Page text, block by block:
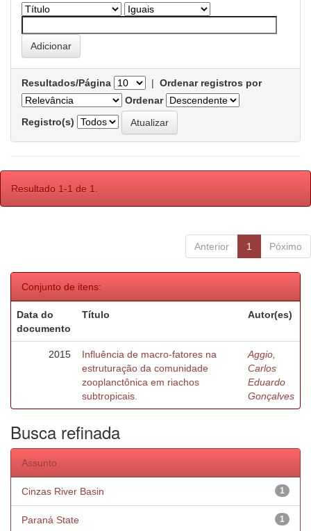
Resultados/Página | Ordenar registros por
Ordenar
Registro(s)
Resultado 1-1 de 1.
Anterior 1 Póximo
Conjunto de itens:
Data do
documento
Título Autor(es)
2015
Influência de macro-fatores na
estruturação da comunidade
zooplanctônica em riachos
subtropicais.
Aggio,
Carlos
Eduardo
Gonçalves
Busca refinada
Assunto
1
Cinzas River Basin
1
Paraná State